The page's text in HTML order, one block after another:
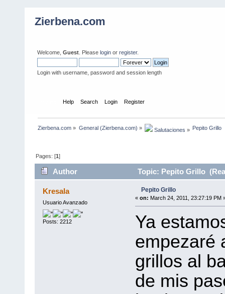
Zierbena.com
Welcome, Guest . Please login or register.
Login with username, password and session length
Help Search Login Register
Zierbena.com » General (Zierbena.com) » Salutaciones » Pepito Grillo
Pages: [1]
Author Topic: Pepito Grillo
Kresala
Usuario Avanzado
Posts: 2212
Pepito Grillo
« on: March 24, 2011, 23:27:19 PM
Ya
empezaré
grillos al
de mis